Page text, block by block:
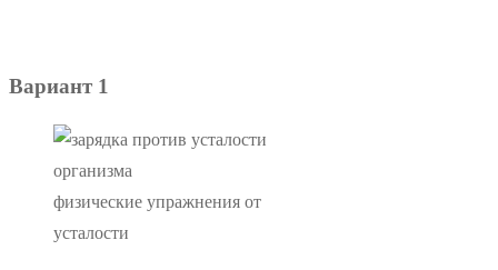
Вариант 1
физические упражнения от
усталости